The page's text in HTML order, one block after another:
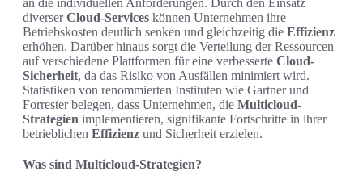
an die individuellen Anforderungen. Durch den Einsatz
diverserCloud-Services können Unternehmen ihre
Betriebskosten deutlich senken und gleichzeitig die Effizienz
erhöhen. Darüber hinaus sorgt die Verteilung der Ressourcen
auf verschiedene Plattformen für eine verbesserte Cloud-
Sicherheit, da das Risiko von Ausfällen minimiert wird.
Statistiken von renommierten Instituten wie Gartner und
Forrester belegen, dass Unternehmen, die Multicloud-
Strategien implementieren, signifikante Fortschritte in ihrer
betrieblichen Effizienz und Sicherheit erzielen.
Was sind Multicloud-Strategien?